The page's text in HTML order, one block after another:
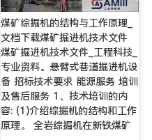
煤矿综掘机的结构与工作原理_
文档下载煤矿掘进机技术文件
煤矿掘进机技术文件_工程科技_
专业资料。悬臂式巷道掘进机设
备 招标技术要求 能源服务 培训
及售后服务 1、技术培训的内
容: (1)介绍综掘机的结构和工作
原理。 全岩综掘机在新铁煤矿